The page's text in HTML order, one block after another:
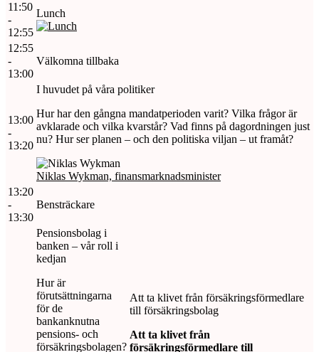
11:50
-
12:55
Lunch
12:55
-
13:00
Välkomna tillbaka
13:00
-
13:20
I huvudet på våra politiker
Hur har den gångna mandatperioden varit? Vilka frågor är
avklarade och vilka kvarstår? Vad finns på dagordningen just
nu? Hur ser planen – och den politiska viljan – ut framåt?
Niklas Wykman, finansmarknadsminister
13:20
-
13:30
Bensträckare
Pensionsbolag i
banken – vår roll i
kedjan
Hur är
förutsättningarna
för de
bankanknutna
pensions- och
försäkringsbolagen?
Att ta klivet från försäkringsförmedlare
till försäkringsbolag
Att ta klivet från
försäkringsförmedlare till